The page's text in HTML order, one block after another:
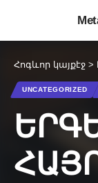
Հոգևոր կայքէջ >
UNCATEGORIZED